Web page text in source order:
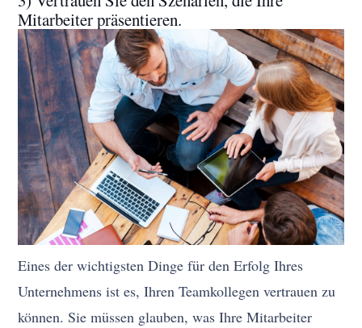
Mitarbeiter präsentieren.
Eines der wichtigsten Dinge für den Erfolg Ihres
Unternehmens ist es, Ihren Teamkollegen vertrauen zu
können. Sie müssen glauben, was Ihre Mitarbeiter